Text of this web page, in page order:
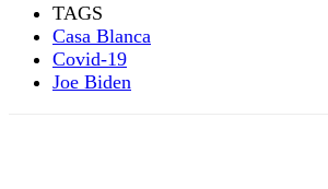
TAGS
Casa Blanca
Covid-19
Joe Biden